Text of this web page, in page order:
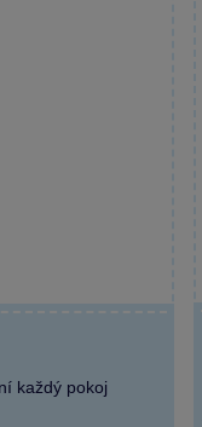
každý pokoj